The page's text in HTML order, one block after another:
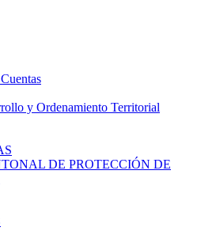
y Ordenamiento Territorial
DE PROTECCIÓN DE